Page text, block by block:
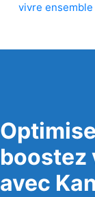
vivre ensemble
boostez
avec